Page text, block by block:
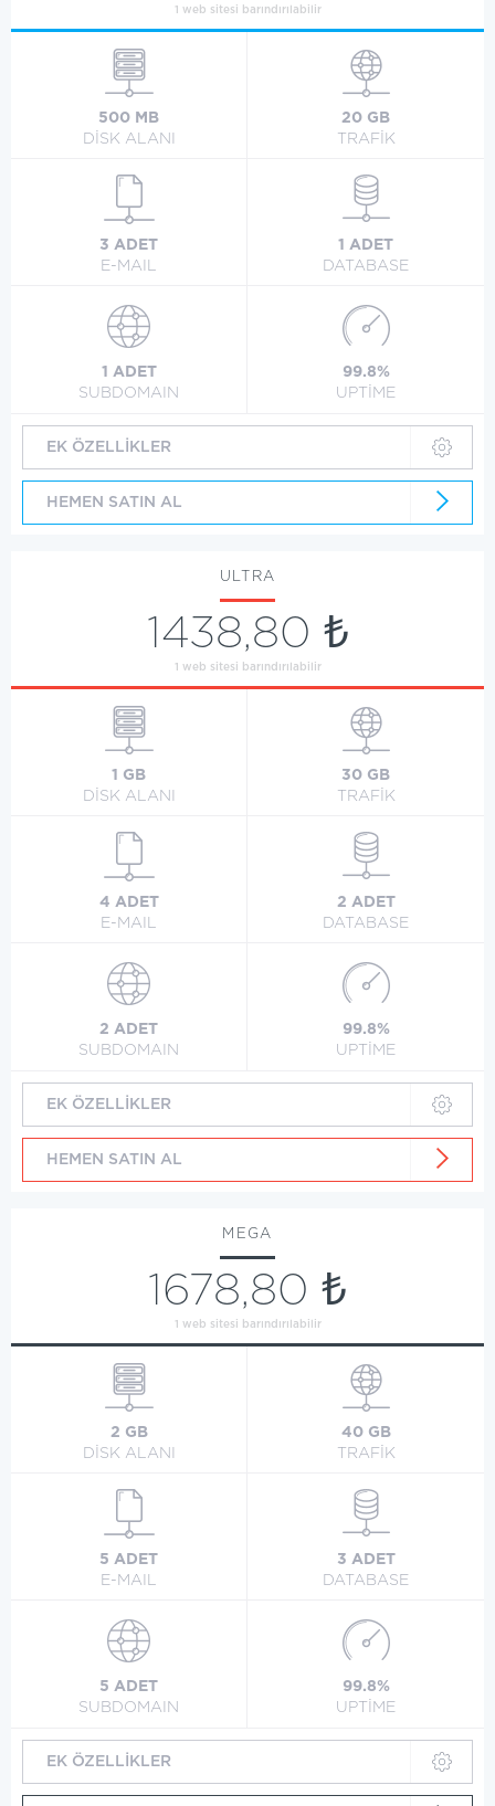
1 web sitesi barındırılabilir
500 MB
DİSK ALANI
20 GB
TRAFİK
3 ADET
E-MAIL
1 ADET
DATABASE
1 ADET
SUBDOMAIN
99.8%
UPTİME
EK ÖZELLİKLER
HEMEN SATIN AL
ULTRA
1438,80 ₺
1 web sitesi barındırılabilir
1 GB
DİSK ALANI
30 GB
TRAFİK
4 ADET
E-MAIL
2 ADET
DATABASE
2 ADET
SUBDOMAIN
99.8%
UPTİME
EK ÖZELLİKLER
HEMEN SATIN AL
MEGA
1678,80 ₺
1 web sitesi barındırılabilir
2 GB
DİSK ALANI
40 GB
TRAFİK
5 ADET
E-MAIL
3 ADET
DATABASE
5 ADET
SUBDOMAIN
99.8%
UPTİME
EK ÖZELLİKLER